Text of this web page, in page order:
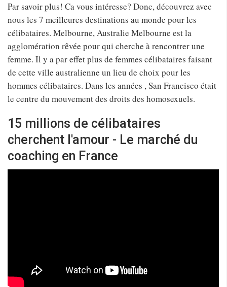
Par savoir plus! Ca vous intéresse? Donc, découvrez avec
nous les 7 meilleures destinations au monde pour les
célibataires. Melbourne, Australie Melbourne est la
agglomération rêvée pour qui cherche à rencontrer une
femme. Il y a par effet plus de femmes célibataires faisant
de cette ville australienne un lieu de choix pour les
hommes célibataires. Dans les années , San Francisco était
le centre du mouvement des droits des homosexuels.
15 millions de célibataires
cherchent l'amour - Le marché du
coaching en France